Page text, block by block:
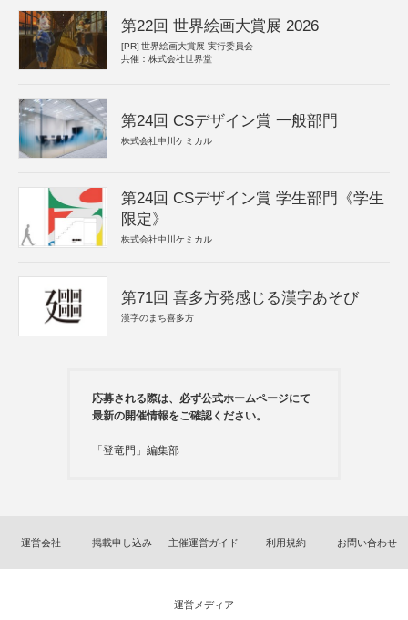
第22回 世界絵画大賞展 2026
[PR] 世界絵画大賞展 実行委員会
共催：株式会社世界堂
第24回 CSデザイン賞 一般部門
株式会社中川ケミカル
第24回 CSデザイン賞 学生部門《学生
限定》
株式会社中川ケミカル
第71回 喜多方発感じる漢字あそび
漢字のまち喜多方
応募される際は、必ず公式ホームページにて
最新の開催情報をご確認ください。
「登竜門」編集部
運営会社 掲載申し込み 主催運営ガイド 利用規約 お問い合わせ
運営メディア